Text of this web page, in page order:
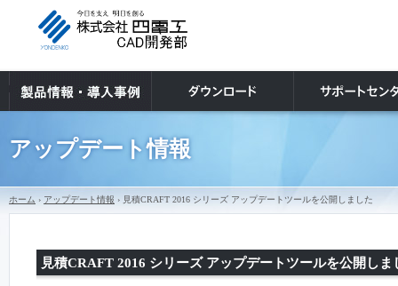
アップデート情報
ホーム › アップデート情報 › 見積CRAFT 2016 シリーズ アップデートツールを公開しました
見積CRAFT 2016 シリーズ アップデートツールを公開しま